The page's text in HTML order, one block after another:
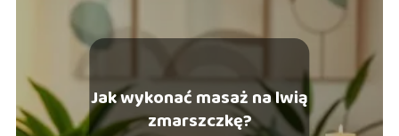
Jak wykonać masaż na lwią
zmarszczkę?